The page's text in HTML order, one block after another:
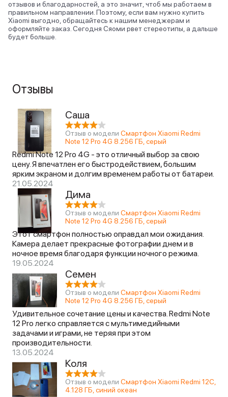
отзывов и благодарностей, а это значит, чтоб мы работаем в
правильном направлении. Поэтому, если вам нужно купить
Xiaomi выгодно, обращайтесь к нашим менеджерам и
оформляйте заказ. Сегодня Сяоми рвет стереотипы, а дальше
будет больше.
Отзывы
Саша
Отзыв о модели Смартфон Xiaomi Redmi
Note 12 Pro 4G 8.256 ГБ, серый
Redmi Note 12 Pro 4G - это отличный выбор за свою
цену. Я впечатлен его быстродействием, большим
ярким экраном и долгим временем работы от батареи.
21.05.2024
Дима
Отзыв о модели Смартфон Xiaomi Redmi
Note 12 Pro 4G 8.256 ГБ, серый
Этот смартфон полностью оправдал мои ожидания.
Камера делает прекрасные фотографии днем и в
ночное время благодаря функции ночного режима.
19.05.2024
Семен
Отзыв о модели Смартфон Xiaomi Redmi
Note 12 Pro 4G 8.256 ГБ, серый
Удивительное сочетание цены и качества. Redmi Note
12 Pro легко справляется с мультимедийными
задачами и играми, не теряя при этом
производительности.
13.05.2024
Коля
Отзыв о модели Смартфон Xiaomi Redmi 12C,
4.128 ГБ, синий океан